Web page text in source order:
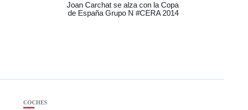
Joan Carchat se alza con la Copa
de España Grupo N #CERA 2014
COCHES